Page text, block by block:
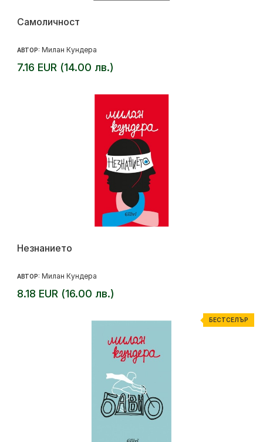
Самоличност
АВТОР: Милан Кундера
7.16 EUR (14.00 лв.)
Незнанието
АВТОР: Милан Кундера
8.18 EUR (16.00 лв.)
БЕСТСЕЛЪР